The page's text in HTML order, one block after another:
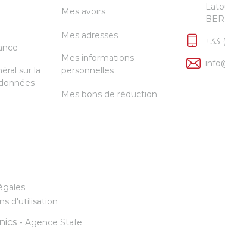
sur la
Mes avoirs
Mes adresses
Mes informations
personnelles
Mes bons de réduction
+33
d'utilisation
- Agence Stafe